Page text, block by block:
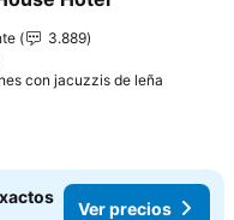
a favoritos
3.889
con jacuzzis de leña
Ver precios